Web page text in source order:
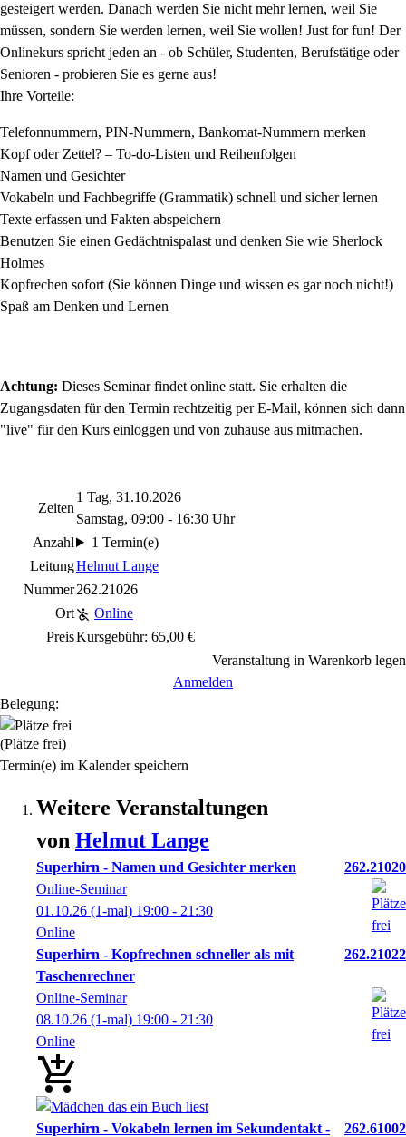
gesteigert werden. Danach werden Sie nicht mehr lernen, weil Sie
müssen, sondern Sie werden lernen, weil Sie wollen! Just for fun! Der
Onlinekurs spricht jeden an - ob Schüler, Studenten, Berufstätige oder
Senioren - probieren Sie es gerne aus!
Ihre Vorteile:
Telefonnummern, PIN-Nummern, Bankomat-Nummern merken
Kopf oder Zettel? – To-do-Listen und Reihenfolgen
Namen und Gesichter
Vokabeln und Fachbegriffe (Grammatik) schnell und sicher lernen
Texte erfassen und Fakten abspeichern
Benutzen Sie einen Gedächtnispalast und denken Sie wie Sherlock
Holmes
Kopfrechen sofort (Sie können Dinge und wissen es gar noch nicht!)
Spaß am Denken und Lernen
Achtung: Dieses Seminar findet online statt. Sie erhalten die
Zugangsdaten für den Termin rechtzeitig per E-Mail, können sich dann
"live" für den Kurs einloggen und von zuhause aus mitmachen.
Zeiten
1 Tag, 31.10.2026
Samstag, 09:00 - 16:30 Uhr
Anzahl
1 Termin(e)
LeitungHelmut Lange
Nummer262.21026
Ort
Online
PreisKursgebühr: 65,00 €
Veranstaltung in Warenkorb legen
Anmelden
Belegung:
(Plätze frei)
Termin(e) im Kalender speichern
Weitere Veranstaltungen
von Helmut Lange
Superhirn - Namen und Gesichter merken
262.21020
Online-Seminar
01.10.26 (1-mal) 19:00 - 21:30
Online
Superhirn - Kopfrechnen schneller als mit
Taschenrechner
262.21022
Online-Seminar
08.10.26 (1-mal) 19:00 - 21:30
Online
Superhirn - Vokabeln lernen im Sekundentakt -
262.61002